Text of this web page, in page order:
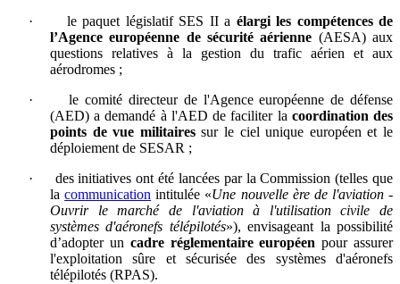
·
le paquet législatif SES II a élargi les compétences de
l’Agence européenne de sécurité aérienne (AESA) aux
questions relatives à la gestion du trafic aérien et aux
aérodromes ;
·
le comité directeur de l'Agence européenne de défense
(AED) a demandé à l'AED de faciliter la coordination des
points de vue militairessur le ciel unique européen et le
déploiement de SESAR ;
·
des initiatives ont été lancées par la Commission (telles que
lacommunication intitulée «Une nouvelle ère de l'aviation -
Ouvrir le marché de l'aviation à l'utilisation civile de
systèmes d'aéronefs télépilotés»), envisageant la possibilité
d’adopter un cadre réglementaire européen pour assurer
l'exploitation sûre et sécurisée des systèmes d'aéronefs
télépilotés (RPAS).